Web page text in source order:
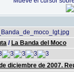
/ La Banda del Moco
diciembre de 2007.